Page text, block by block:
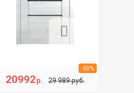
20992р. 29 989 руб.
-30%